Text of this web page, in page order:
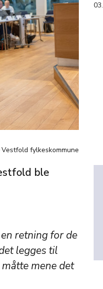
fylkeskommune
ble
retning for de
legges til
mene det